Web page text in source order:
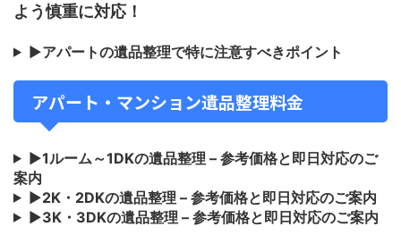
よう慎重に対応！
▶アパートの遺品整理で特に注意すべきポイント
アパート・マンション遺品整理料金
▶1ルーム～1DKの遺品整理 – 参考価格と即日対応のご
案内
▶2K・2DKの遺品整理 – 参考価格と即日対応のご案内
▶3K・3DKの遺品整理 – 参考価格と即日対応のご案内